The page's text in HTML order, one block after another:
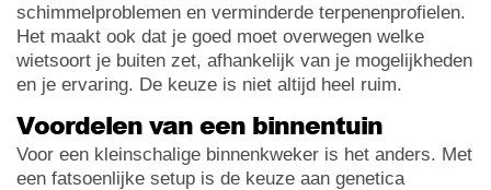
schimmelproblemen en verminderde terpenenprofielen.
Het maakt ook dat je goed moet overwegen welke
wietsoort je buiten zet, afhankelijk van je mogelijkheden
en je ervaring. De keuze is niet altijd heel ruim.
Voordelen van een binnentuin
Voor een kleinschalige binnenkweker is het anders. Met
een fatsoenlijke setup is de keuze aan genetica